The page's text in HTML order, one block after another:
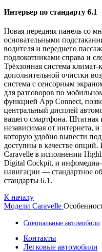
Интерьер по стандарту 6.1
Новая передняя панель со
основательными
водителя и переднего
подлокотниками справа и
Трёхзонная система
дополнительной очистки
система с сенсорным
для разговоров по
функцией App Connect,
центральный дисплей
вашего смартфона. Штатная
независимая от интернета,
которую удобно вывести
доступны в качестве
Caravelle в исполнении
Digital Cockpit, и
навигации — стандартное
стандарты 6.1.
К началу
Модели Caravelle
Специальные автомобили
Контакты
Легковые автомобили